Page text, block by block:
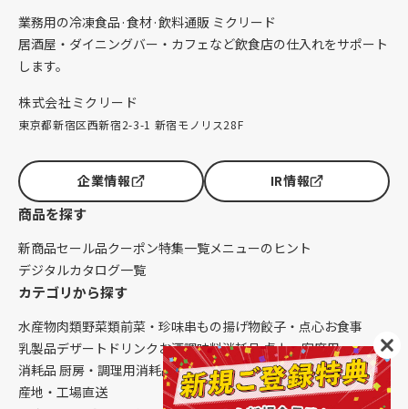
業務用の冷凍食品·食材·飲料通販 ミクリード
居酒屋・ダイニングバー・カフェなど飲食店の仕入れをサポート
します。
株式会社ミクリード
東京都新宿区西新宿2-3-1 新宿モノリス28F
企業情報 IR情報
商品を探す
新商品セール品クーポン特集一覧メニューのヒント
デジタルカタログ一覧
カテゴリから探す
水産物肉類野菜類前菜・珍味串もの揚げ物餃子・点心お食事
乳製品デザート ドリンク お酒調味料消耗品 卓上・客席用
消耗品 厨房・調理用消耗品 クレンリネス生鮮品（配送便限定）
産地・工場直送